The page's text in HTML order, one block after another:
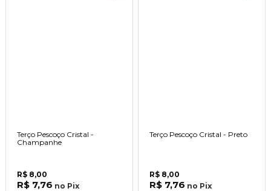
Terço Pescoço Cristal -
Champanhe
R$ 8,00
R$ 7,76 no Pix
Terço Pescoço Cristal - Preto
R$ 8,00
R$ 7,76 no Pix